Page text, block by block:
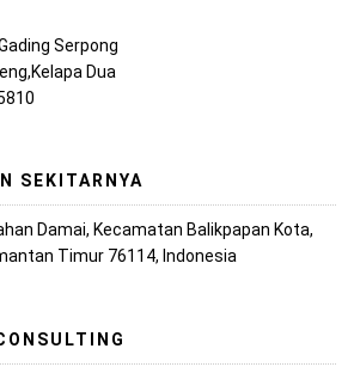
Serpong
Dua
SEKITARNYA
Damai, Kecamatan Balikpapan Kota,
Timur 76114, Indonesia